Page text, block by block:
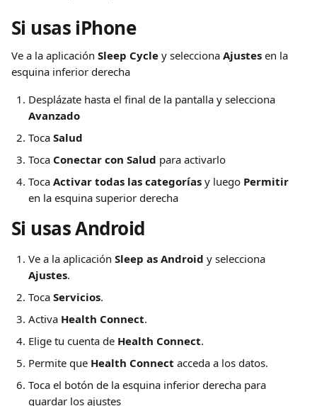
Si usas iPhone
Ve a la aplicación Sleep Cycle y selecciona Ajustes en la
esquina inferior derecha
Desplázate hasta el final de la pantalla y selecciona
Avanzado
Toca Salud
Toca Conectar con Salud para activarlo
Toca Activar todas las categorías y luego Permitir
en la esquina superior derecha
Si usas Android
Ve a la aplicación Sleep as Android y selecciona
Ajustes.
Toca Servicios.
Activa Health Connect.
Elige tu cuenta de Health Connect.
Permite que Health Connect acceda a los datos.
Toca el botón de la esquina inferior derecha para
guardar los ajustes